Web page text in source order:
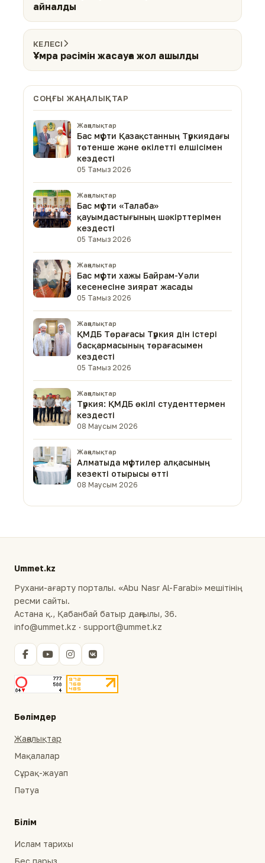
айналды
КЕЛЕСІ
Ұмра рәсімін жасауға жол ашылды
СОҢҒЫ ЖАҢАЛЫҚТАР
Жаңалықтар
Бас мүфти Қазақстанның Түркиядағы
төтенше және өкілетті елшісімен
кездесті
05 Тамыз 2026
Жаңалықтар
Бас мүфти «Талаба»
қауымдастығының шәкірттерімен
кездесті
05 Тамыз 2026
Жаңалықтар
Бас мүфти хажы Байрам-Уәли
кесенесіне зиярат жасады
05 Тамыз 2026
Жаңалықтар
ҚМДБ Төрағасы Түркия дін істері
басқармасының төрағасымен
кездесті
05 Тамыз 2026
Жаңалықтар
Түркия: ҚМДБ өкілі студенттермен
кездесті
08 Маусым 2026
Жаңалықтар
Алматыда мүфтилер алқасының
кезекті отырысы өтті
08 Маусым 2026
Ummet.kz
Рухани-ағарту порталы. «Abu Nasr Al-Farabi» мешітінің
ресми сайты.
Астана қ., Қабанбай батыр даңғылы, 36.
info@ummet.kz · support@ummet.kz
Бөлімдер
Жаңалықтар
Мақалалар
Сұрақ-жауап
Пәтуа
Білім
Ислам тарихы
Бес парыз